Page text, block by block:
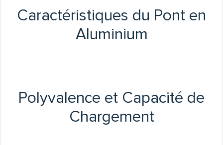
Caractéristiques du Pont en
Aluminium
Polyvalence et Capacité de
Chargement